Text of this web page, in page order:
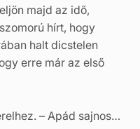
majd az idő,
hírt, hogy
halt dicstelen
erre már az első
– Apád sajnos…